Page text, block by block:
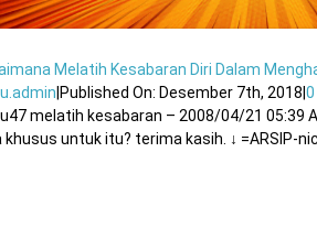
Melatih Kesabaran Diri Dalam
Published On: Desember 7th, 2018 |
melatih kesabaran – 2008/04/21 05:39
khusus untuk itu? terima kasih. ↓